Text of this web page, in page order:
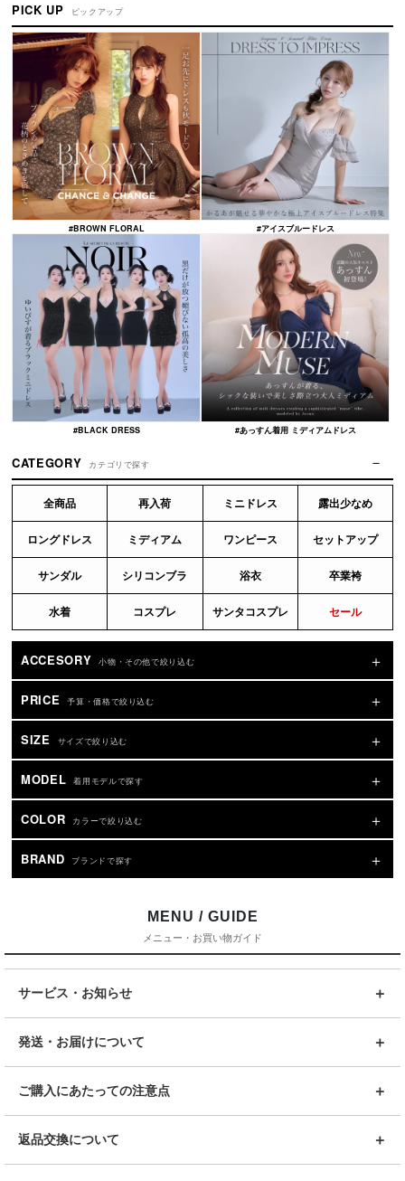
PICK UP ピックアップ
#BROWN FLORAL #アイスブルードレス
#BLACK DRESS #あっすん着用 ミディアムドレス
CATEGORY カテゴリで探す
全商品 再入荷 ミニドレス 露出少なめ
ロングドレス ミディアム ワンピース セットアップ
サンダル シリコンブラ 浴衣 卒業袴
水着 コスプレ サンタコスプレ セール
ACCESORY 小物・その他で絞り込む
PRICE 予算・価格で絞り込む
SIZE サイズで絞り込む
MODEL 着用モデルで探す
COLOR カラーで絞り込む
BRAND ブランドで探す
MENU / GUIDE
メニュー・お買い物ガイド
サービス・お知らせ
発送・お届けについて
ご購入にあたっての注意点
返品交換について